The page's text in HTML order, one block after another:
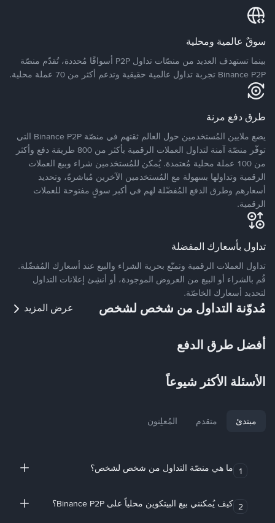
سوقٌ عالمية ومحلية
بينما تستهدف العديد من منصّات تداول P2P أسواقًا مُحددة، تُقدّم منصّة
Binance P2P تجربة تداول عالمية حقيقية وتدعم أكثر من 70 عملة محلية.
طرق دفع مرنة
يضع ملايين المُستخدمين حول العالم ثقتهم في منصّة Binance P2P التي
توفّر منصّة آمنة لتداول العملات الرقمية بأكثر من 800 طريقة دفع وأكثر
من 100 عملة محلية مُعتمدة. يُمكن للمُستخدمين شراء وبيع العملات
الرقمية وتداولها بسهولة مع المُستخدمين الآخرين مُباشرةً، وتحديد
أسعارهم وطرق الدفع المُفضّلة لهم في أكبر سوقٍ مفتوحة للعملات
الرقمية.
تداول بأسعارك المفضلة
تداول العملات الرقمية وتمتّع بحرية الشراء والبيع عند أسعارك المُفضّلة.
قُم بالشراء أو البيع من العروض الموجودة، أو أنشِئ إعلانات التداول
لتحديد أسعارك الخاصّة.
مُدوّنة التداول من شخص لشخص عرض المزيد
أفضل طرق الدفع
الأسئلة الأكثر شيوعاً
مبتدئ متقدم المُعلِنون
1 ما هي منصّة التداول من شخص لشخص؟
2 كيف يُمكنني بيع البيتكوين محلياً على Binance P2P؟